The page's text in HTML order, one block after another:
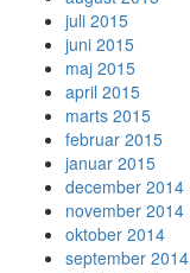
juli 2015
juni 2015
maj 2015
april 2015
marts 2015
februar 2015
januar 2015
december 2014
november 2014
oktober 2014
september 2014